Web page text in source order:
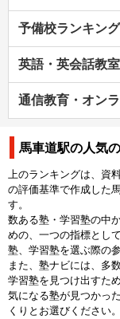
予備校ランキング
英語・英会話教
通信教育・オン
馬車道駅の人気
上のランキングは、資
の評価基準で作成した
す。
数ある塾・学習塾の中
めの、一つの指標とし
塾、学習塾を選ぶ際の
また、塾ナビには、多
学習塾を見つけ出すた
気になる塾が見つかっ
くりとお選びください。